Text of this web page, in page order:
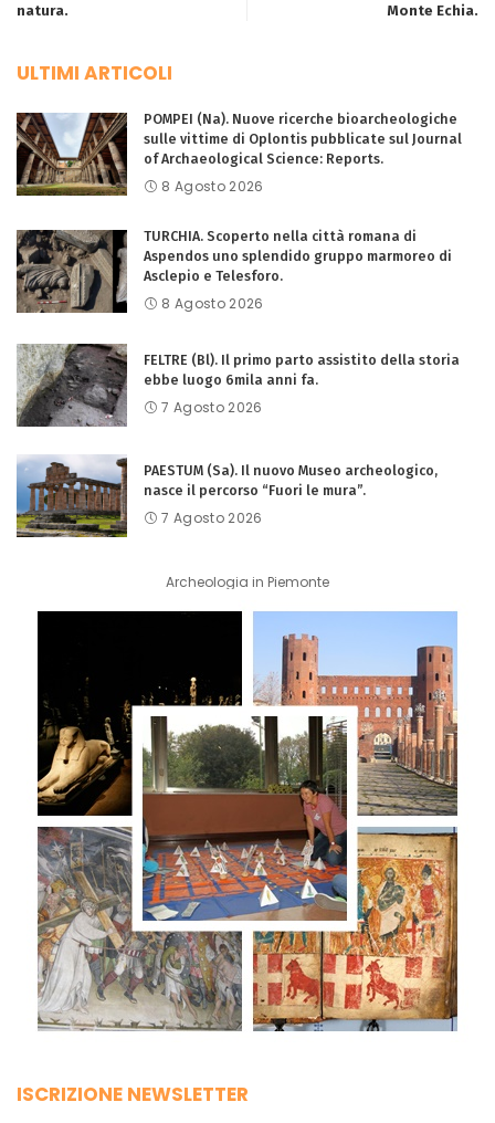
natura.
Monte Echia.
ULTIMI ARTICOLI
POMPEI (Na). Nuove ricerche bioarcheologiche
sulle vittime di Oplontis pubblicate sul Journal
of Archaeological Science: Reports.
8 Agosto 2026
TURCHIA. Scoperto nella città romana di
Aspendos uno splendido gruppo marmoreo di
Asclepio e Telesforo.
8 Agosto 2026
FELTRE (Bl). Il primo parto assistito della storia
ebbe luogo 6mila anni fa.
7 Agosto 2026
PAESTUM (Sa). Il nuovo Museo archeologico,
nasce il percorso “Fuori le mura”.
7 Agosto 2026
Archeologia in Piemonte
ISCRIZIONE NEWSLETTER